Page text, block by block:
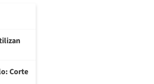
Corte